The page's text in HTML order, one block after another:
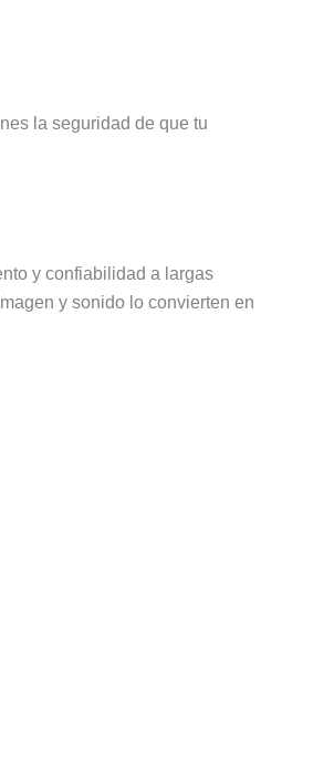
la seguridad de que tu
y confiabilidad a largas
y sonido lo convierten en